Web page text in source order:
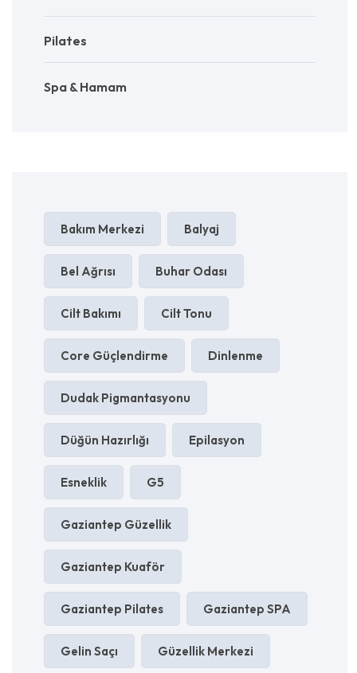
Pilates
Spa & Hamam
Bakım Merkezi Balyaj
Bel Ağrısı Buhar Odası
Cilt Bakımı Cilt Tonu
Core Güçlendirme Dinlenme
Dudak Pigmantasyonu
Düğün Hazırlığı Epilasyon
Esneklik G5
Gaziantep Güzellik
Gaziantep Kuaför
Gaziantep Pilates Gaziantep SPA
Gelin Saçı Güzellik Merkezi